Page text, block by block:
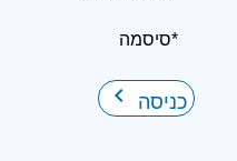
*סיסמה
כניסה keyboard_arrow_right